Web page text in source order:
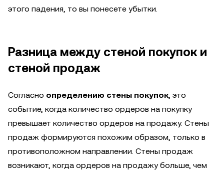
этого падения, то вы понесете убытки.
Разница между стеной покупок и
стеной продаж
Согласно определению стены покупок , это
событие, когда количество ордеров на покупку
превышает количество ордеров на продажу. Стены
продаж формируются похожим образом, только в
противоположном направлении. Стены продаж
возникают, когда ордеров на продажу больше, чем